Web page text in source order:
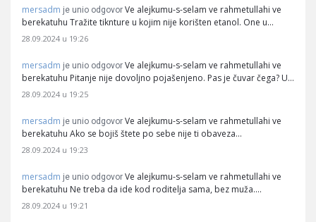
mersadm je unio odgovor Ve alejkumu-s-selam ve rahmetullahi ve
berekatuhu Tražite tiknture u kojim nije korišten etanol. One u…
28.09.2024 u 19:26
mersadm je unio odgovor Ve alejkumu-s-selam ve rahmetullahi ve
berekatuhu Pitanje nije dovoljno pojašenjeno. Pas je čuvar čega? U…
28.09.2024 u 19:25
mersadm je unio odgovor Ve alejkumu-s-selam ve rahmetullahi ve
berekatuhu Ako se bojiš štete po sebe nije ti obaveza…
28.09.2024 u 19:23
mersadm je unio odgovor Ve alejkumu-s-selam ve rahmetullahi ve
berekatuhu Ne treba da ide kod roditelja sama, bez muža.…
28.09.2024 u 19:21